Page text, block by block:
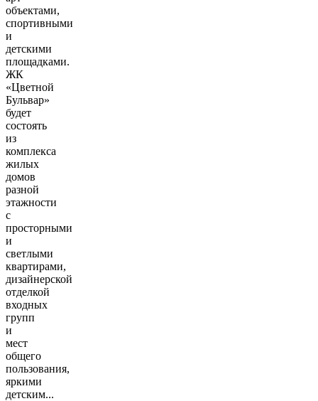
объектами,
спортивными
и
детскими
площадками.
ЖК
«Цветной
Бульвар»
будет
состоять
из
комплекса
жилых
домов
разной
этажности
с
просторными
и
светлыми
квартирами,
дизайнерской
отделкой
входных
групп
и
мест
общего
пользования,
яркими
детским...